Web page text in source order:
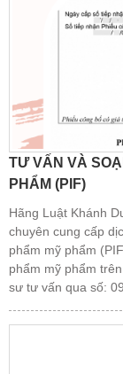
TƯ VẤN VÀ
PHẨM (PIF)
Hãng Luật Khánh
chuyên cung cấp
phẩm mỹ phẩm
phẩm mỹ phẩm
sư tư vấn qua số: